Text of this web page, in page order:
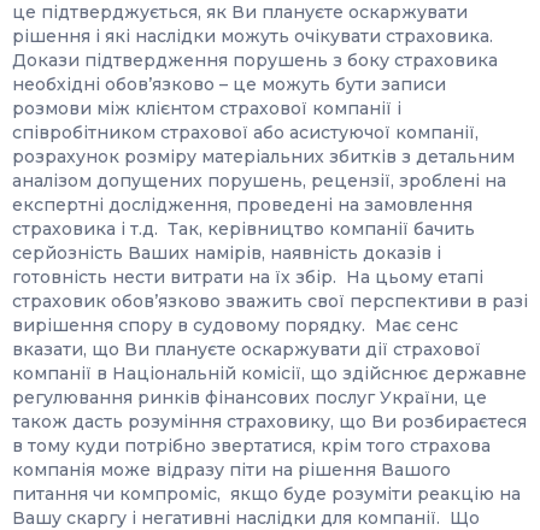
це підтверджується, як Ви плануєте оскаржувати
рішення і які наслідки можуть очікувати страховика.
Докази підтвердження порушень з боку страховика
необхідні обов’язково – це можуть бути записи
розмови між клієнтом страхової компанії і
співробітником страхової або асистуючої компанії,
розрахунок розміру матеріальних збитків з детальним
аналізом допущених порушень, рецензії, зроблені на
експертні дослідження, проведені на замовлення
страховика і т.д. Так, керівництво компанії бачить
серйозність Ваших намірів, наявність доказів і
готовність нести витрати на їх збір. На цьому етапі
страховик обов’язково зважить свої перспективи в разі
вирішення спору в судовому порядку. Має сенс
вказати, що Ви плануєте оскаржувати дії страхової
компанії в Національній комісії, що здійснює державне
регулювання ринків фінансових послуг України, це
також дасть розуміння страховику, що Ви розбираєтеся
в тому куди потрібно звертатися, крім того страхова
компанія може відразу піти на рішення Вашого
питання чи компроміс, якщо буде розуміти реакцію на
Вашу скаргу і негативні наслідки для компанії. Що